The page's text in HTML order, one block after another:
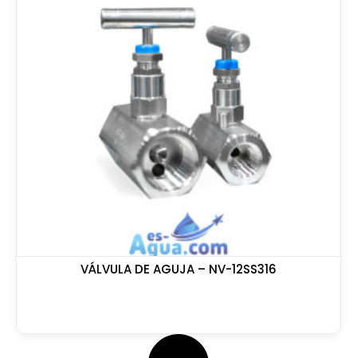
VÁLVULA DE AGUJA – NV-12SS316